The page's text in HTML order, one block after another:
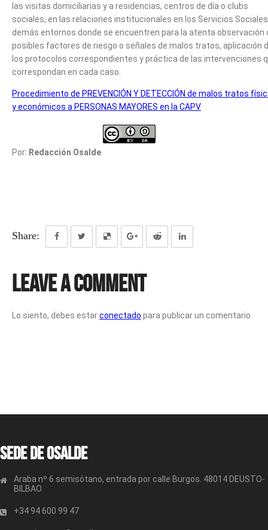
las visitas domiciliarias y a residencias, centros de día o clubs
sociales, en las relaciones institucionales en los Servicios
demás entornos donde se encuentren para la atenta observación
posibles factores de riesgo o señales de malos tratos, aplicación
los protocolos correspondientes y práctica de las intervenciones
correspondan en cada caso.
Procedimiento de PREVENCIÓN Y DETECCIÓN de malos tratos
y económicos a PERSONAS MAYORES en la CAPV
Por: Redacción Osalde
Share:
Leave a Comment
Lo siento, debes estarconectado para publicar un comentario.
Sede de OSALDE
Araba nº 6 semisótano, entrada por calle Burgos. 48014 DEUSTO-
BILBAO
+34 94 600 99 47